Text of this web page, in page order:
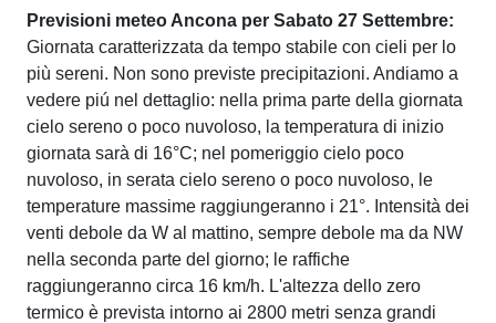
Previsioni meteo Ancona per Sabato 27 Settembre:
Giornata caratterizzata da tempo stabile con cieli per lo
più sereni. Non sono previste precipitazioni. Andiamo a
vedere piú nel dettaglio: nella prima parte della giornata
cielo sereno o poco nuvoloso, la temperatura di inizio
giornata sarà di 16°C; nel pomeriggio cielo poco
nuvoloso, in serata cielo sereno o poco nuvoloso, le
temperature massime raggiungeranno i 21°. Intensità dei
venti debole da W al mattino, sempre debole ma da NW
nella seconda parte del giorno; le raffiche
raggiungeranno circa 16 km/h. L'altezza dello zero
termico è prevista intorno ai 2800 metri senza grandi